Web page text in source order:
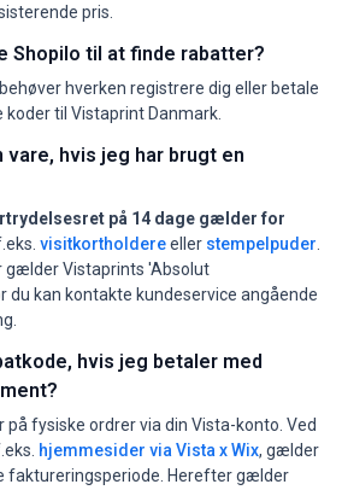
pris.
Shopilo til at finde rabatter?
hverken registrere dig eller betale
til Vistaprint Danmark.
vare, hvis jeg har brugt en
på 14 dage gælder for
visitkortholdereeller stempelpuder
gælder Vistaprints 'Absolut
du kan kontakte kundeservice angående
hvis jeg betaler med
på fysiske ordrer via din Vista-konto. Ved
hjemmesider via Vista x Wix, gælder
faktureringsperiode. Herefter gælder